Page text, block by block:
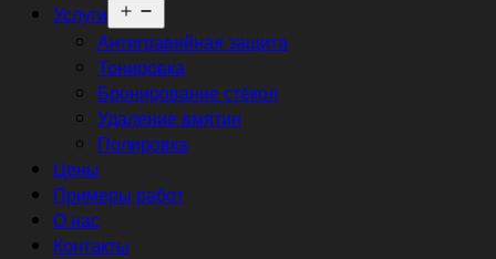
Услуги
меню
Антигравийная защита
Тонировка
Бронирование стёкол
Удаление вмятин
Полировка
Цены
Примеры работ
О нас
Контакты